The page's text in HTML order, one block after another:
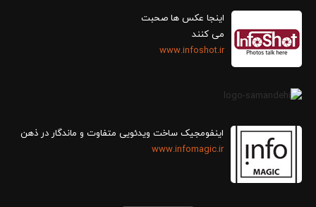
اینجا عکس ها صحبت
می کنند
www.infoshot.ir
اینفومجیک ساخت ویدئویی متفاوت و ماندگار در ذهن
www.infomagic.ir